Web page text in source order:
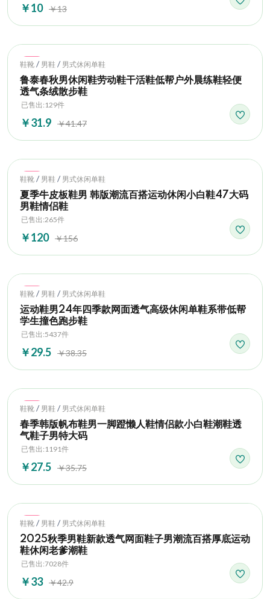
￥10 ￥13
Hot
鞋靴 / 男鞋 / 男式休闲单鞋
鲁泰春秋男休闲鞋劳动鞋干活鞋低帮户外晨练鞋轻便
透气条绒散步鞋
已售出:129件
￥31.9 ￥41.47
Hot
鞋靴 / 男鞋 / 男式休闲单鞋
夏季牛皮板鞋男 韩版潮流百搭运动休闲小白鞋47大码
男鞋情侣鞋
已售出:265件
￥120 ￥156
Hot
鞋靴 / 男鞋 / 男式休闲单鞋
运动鞋男24年四季款网面透气高级休闲单鞋系带低帮
学生撞色跑步鞋
已售出:5437件
￥29.5 ￥38.35
Hot
鞋靴 / 男鞋 / 男式休闲单鞋
春季韩版帆布鞋男一脚蹬懒人鞋情侣款小白鞋潮鞋透
气鞋子男特大码
已售出:1191件
￥27.5 ￥35.75
Hot
鞋靴 / 男鞋 / 男式休闲单鞋
2025秋季男鞋新款透气网面鞋子男潮流百搭厚底运动
鞋休闲老爹潮鞋
已售出:7028件
￥33 ￥42.9